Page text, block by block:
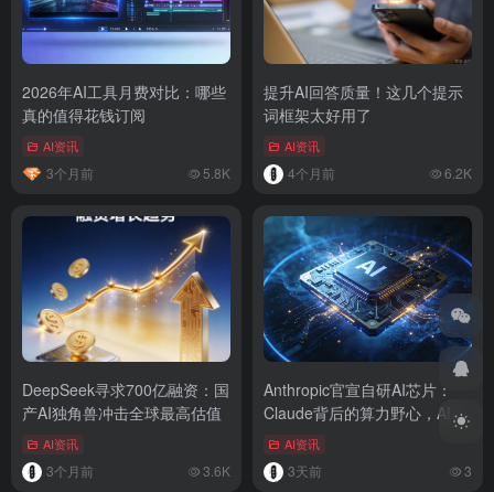
2026年AI工具月费对比：哪些
真的值得花钱订阅
AI资讯
3个月前 5.8K
提升AI回答质量！这几个提示
词框架太好用了
AI资讯
4个月前 6.2K
DeepSeek寻求700亿融资：国
产AI独角兽冲击全球最高估值
AI资讯
3个月前 3.6K
Anthropic官宣自研AI芯片：
Claude背后的算力野心，AI公
司为何纷纷走向“软硬一体”？
AI资讯
3天前 3